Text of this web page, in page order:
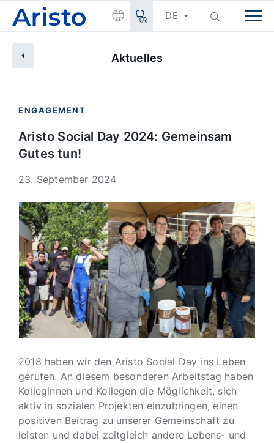
DE
Aktuelles
ENGAGEMENT
Aristo Social Day 2024: Gemeinsam
Gutes tun!
23. September 2024
2018 haben wir den Aristo Social Day ins Leben
gerufen. An diesem besonderen Arbeitstag haben
Kolleginnen und Kollegen die Möglichkeit, sich
aktiv in sozialen Projekten einzubringen, einen
positiven Beitrag zu unserer Gemeinschaft zu
leisten und dabei zeitgleich andere Lebens- und